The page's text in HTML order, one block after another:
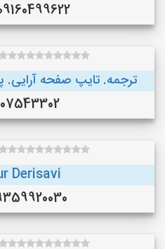
09160499622
ترجمه. تایپ صفحه آرایی.
Derisavi
09359920030